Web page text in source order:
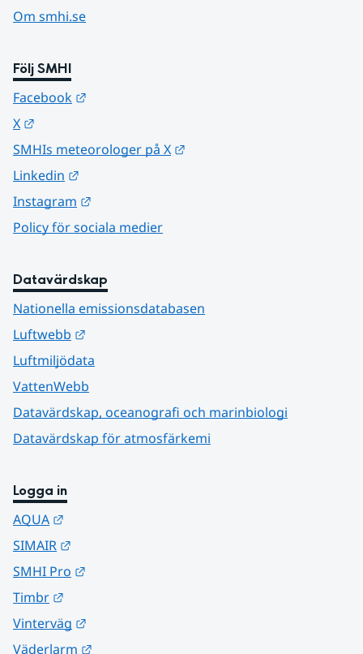
Om smhi.se
Följ SMHI
Facebook
X
SMHIs meteorologer på X
Linkedin
Instagram
Policy för sociala medier
Datavärdskap
Nationella emissionsdatabasen
Luftwebb
Luftmiljödata
VattenWebb
Datavärdskap, oceanografi och marinbiologi
Datavärdskap för atmosfärkemi
Logga in
AQUA
SIMAIR
SMHI Pro
Timbr
Vinterväg
Väderlarm